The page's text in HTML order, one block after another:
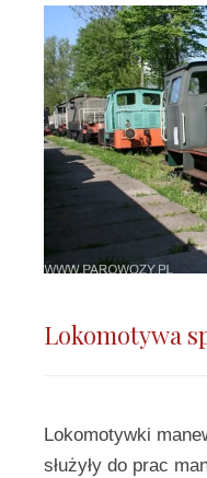
Lokomotywa
Lokomotywki
służyły do prac